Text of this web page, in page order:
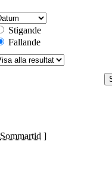
Stigande
Fallande
Sommartid ]